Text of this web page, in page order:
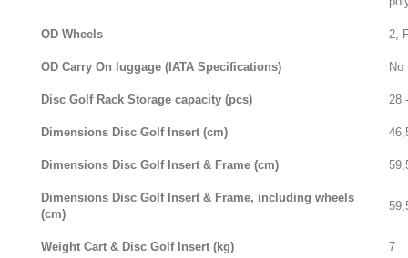
OD Wheels 2,
OD Carry On luggage (IATA Specifications) No
Disc Golf Rack Storage capacity (pcs) 28
Dimensions Disc Golf Insert (cm)
Dimensions Disc Golf Insert & Frame (cm)
Dimensions Disc Golf Insert & Frame, including wheels
(cm)
Weight Cart & Disc Golf Insert (kg) 7